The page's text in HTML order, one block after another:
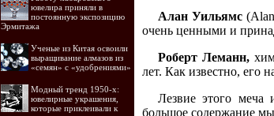
ювелира приняли в
постоянную экспозицию
Эрмитажа
Ученые из Китая освоили
выращивание алмазов из
«семян» с «удобрениями»
Модный тренд 1950-х:
ювелирные украшения,
которые приклеивали к
Алан Уильямс(Alan
очень ценными и
Роберт Леманн,
лет. Как известно, его
Лезвие этого меча
большое содержание